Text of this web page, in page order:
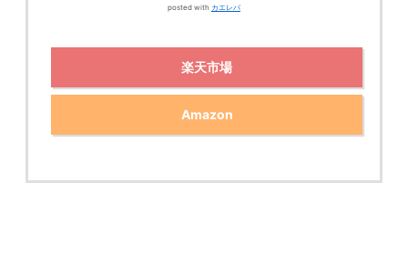
posted with カエレバ
楽天市場
Amazon